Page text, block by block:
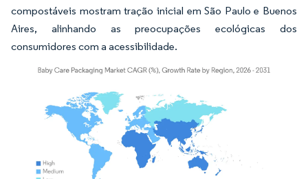
compostáveis mostram tração inicial em São Paulo e Buenos
Aires, alinhando as preocupações ecológicas dos
consumidores com a acessibilidade.